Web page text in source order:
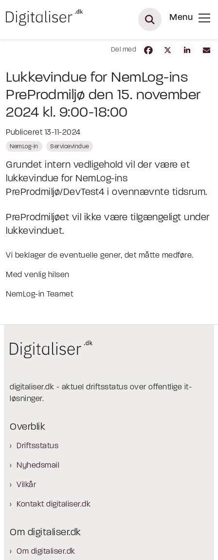
Menu
Del med
Lukkevindue for NemLog-ins
PreProdmiljø den 15. november
2024 kl. 9:00-18:00
Publiceret 13-11-2024
NemLog-in Servicevindue
Grundet intern vedligehold vil der være et
lukkevindue for NemLog-ins
PreProdmiljø/DevTest4 i ovennævnte tidsrum.
PreProdmiljøet vil ikke være tilgængeligt under
lukkevinduet.
Vi beklager de eventuelle gener, det måtte medføre.
Med venlig hilsen
NemLog-in Teamet
digitaliser.dk - aktuel driftsstatus over offentlige it-
løsninger.
Overblik
Driftsstatus
Nyhedsmail
Vilkår
Kontakt digitaliser.dk
Om digitaliser.dk
Om digitaliser.dk